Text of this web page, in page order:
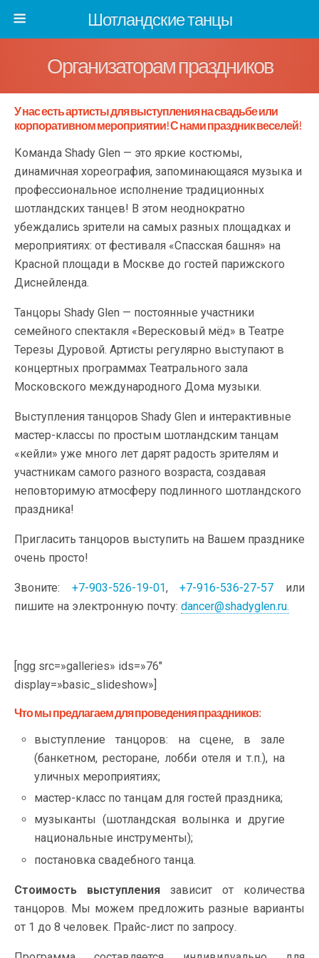
Шотландские танцы
Организаторам праздников
У нас есть артисты для выступления на свадьбе или
корпоративном мероприятии! С нами праздник веселей!
Команда Shady Glen — это яркие костюмы,
динамичная хореография, запоминающаяся музыка и
профессиональное исполнение традиционных
шотландских танцев! В этом неоднократно
убеждались зрители на самых разных площадках и
мероприятиях: от фестиваля «Спасская башня» на
Красной площади в Москве до гостей парижского
Диснейленда.
Танцоры Shady Glen — постоянные участники
семейного спектакля «Вересковый мёд» в Театре
Терезы Дуровой. Артисты регулярно выступают в
концертных программах Театрального зала
Московского международного Дома музыки.
Выступления танцоров Shady Glen и интерактивные
мастер-классы по простым шотландским танцам
«кейли» уже много лет дарят радость зрителям и
участникам самого разного возраста, создавая
неповторимую атмосферу подлинного шотландского
праздника!
Пригласить танцоров выступить на Вашем празднике
очень просто!
Звоните: +7-903-526-19-01,+7-916-536-27-57 или
пишите на электронную почту: dancer@shadyglen.ru.
[ngg src=»galleries» ids=»76″
display=»basic_slideshow»]
Что мы предлагаем для проведения праздников:
выступление танцоров: на сцене, в зале
(банкетном, ресторане, лобби отеля и т.п.), на
уличных мероприятиях;
мастер-класс по танцам для гостей праздника;
музыканты (шотландская волынка и другие
национальные инструменты);
постановка свадебного танца.
Стоимость выступления зависит от количества
танцоров. Мы можем предложить разные варианты
от 1 до 8 человек. Прайс-лист по запросу.